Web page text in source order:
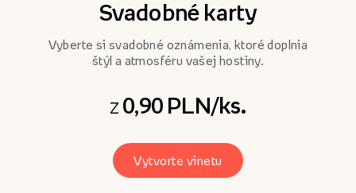
Svadobné karty
Vyberte si svadobné oznámenia, ktoré doplnia
štýl a atmosféru vašej hostiny.
z 0,90 PLN/ks.
Vytvorte vinetu